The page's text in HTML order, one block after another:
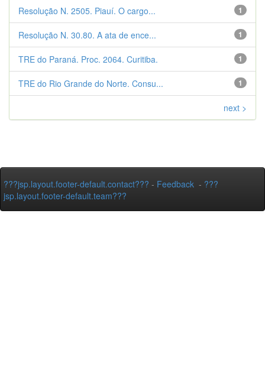
1
Resolução N. 2505. Piauí. O cargo...
1
Resolução N. 30.80. A ata de ence...
1
TRE do Paraná. Proc. 2064. Curitiba.
1
TRE do Rio Grande do Norte. Consu...
next >
???jsp.layout.footer-default.contact??? - Feedback - ???
jsp.layout.footer-default.team???